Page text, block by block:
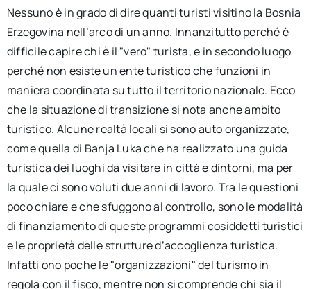
Nessuno è in grado di dire quanti turisti visitino la Bosnia
Erzegovina nell’arco di un anno. Innanzitutto perché è
difficile capire chi è il "vero" turista, e in secondo luogo
perché non esiste un ente turistico che funzioni in
maniera coordinata su tutto il territorio nazionale. Ecco
che la situazione di transizione si nota anche ambito
turistico. Alcune realtà locali si sono auto organizzate,
come quella di Banja Luka che ha realizzato una guida
turistica dei luoghi da visitare in città e dintorni, ma per
la quale ci sono voluti due anni di lavoro. Tra le questioni
poco chiare e che sfuggono al controllo, sono le modalità
di finanziamento di queste programmi cosiddetti turistici
e le proprietà delle strutture d’accoglienza turistica.
Infatti ono poche le "organizzazioni" del turismo in
regola con il fisco, mentre non si comprende chi sia il